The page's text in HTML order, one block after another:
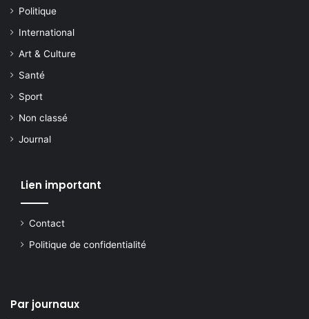
Politique
International
Art & Culture
Santé
Sport
Non classé
Journal
Lien important
Contact
Politique de confidentialité
Par journaux